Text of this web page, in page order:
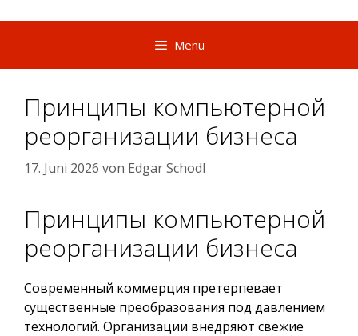
Menü
Принципы компьютерной
реорганизации бизнеса
17. Juni 2026 von Edgar Schodl
Принципы компьютерной
реорганизации бизнеса
Современный коммерция претерпевает
существенные преобразования под давлением
технологий. Организации внедряют свежие